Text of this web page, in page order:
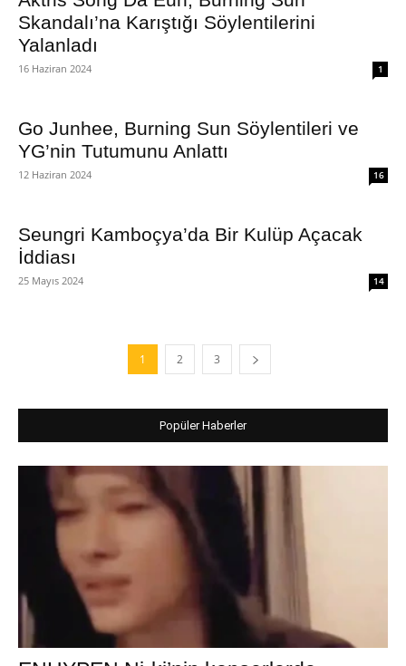
Skandalı’na Karıştığı Söylentilerini
Yalanladı
16 Haziran 2024 1
Go Junhee, Burning Sun Söylentileri ve
YG’nin Tutumunu Anlattı
12 Haziran 2024 16
Seungri Kamboçya’da Bir Kulüp Açacak
İddiası
25 Mayıs 2024 14
1 2 3
Popüler Haberler